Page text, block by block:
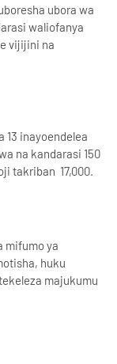
ubora wa
waliofanya
vijijini na
13 inayoendelea
na kandarasi 150
takriban 17,000.
mifumo ya
huku
majukumu